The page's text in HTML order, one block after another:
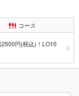
コース
円(税込)！LO10